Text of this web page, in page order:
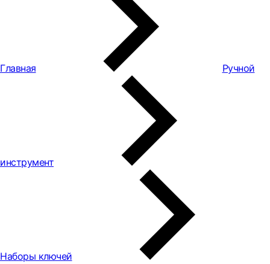
Главная Ручной
инструмент
Наборы ключей